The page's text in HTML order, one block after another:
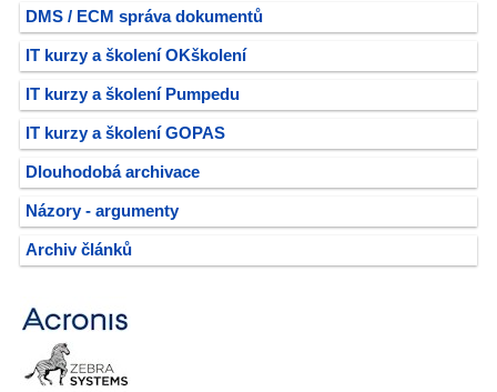
DMS / ECM správa dokumentů
IT kurzy a školení OKškolení
IT kurzy a školení Pumpedu
IT kurzy a školení GOPAS
Dlouhodobá archivace
Názory - argumenty
Archiv článků